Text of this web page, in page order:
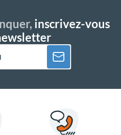
inscrivez-vous